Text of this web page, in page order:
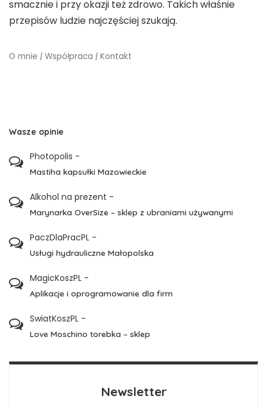
smacznie i przy okazji też zdrowo. Takich właśnie
przepisów ludzie najczęściej szukają.
O mnie | Współpraca | Kontakt
Wasze opinie
Photopolis -
Mastiha kapsułki Mazowieckie
Alkohol na prezent -
Marynarka OverSize – sklep z ubraniami używanymi
PaczDlaPracPL -
Usługi hydrauliczne Małopolska
MagicKoszPL -
Aplikacje i oprogramowanie dla firm
SwiatKoszPL -
Love Moschino torebka – sklep
Newsletter